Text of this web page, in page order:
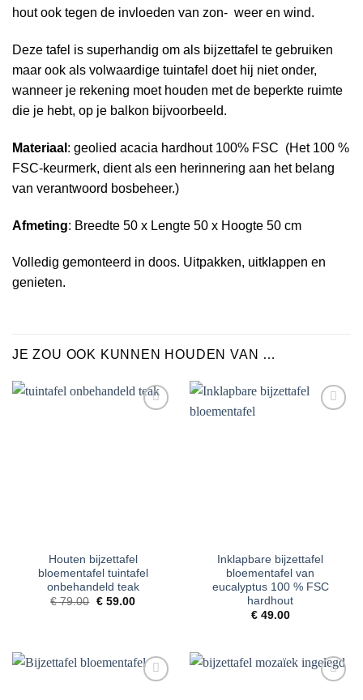
hout ook tegen de invloeden van zon- weer en wind.
Deze tafel is superhandig om als bijzettafel te gebruiken
maar ook als volwaardige tuintafel doet hij niet onder,
wanneer je rekening moet houden met de beperkte ruimte
die je hebt, op je balkon bijvoorbeeld.
Materiaal : geolied acacia hardhout 100% FSC (Het 100 %
FSC-keurmerk, dient als een herinnering aan het belang
van verantwoord bosbeheer.)
Afmeting: Breedte 50 x Lengte 50 x Hoogte 50 cm
Volledig gemonteerd in doos. Uitpakken, uitklappen en
genieten.
JE ZOU OOK KUNNEN HOUDEN VAN …
Houten bijzettafel
bloementafel tuintafel
onbehandeld teak
€79.00 Oorspronkelijke
€59.00Huidige
Inklapbare bijzettafel
bloementafel van
eucalyptus 100 % FSC
hardhout
€49.00